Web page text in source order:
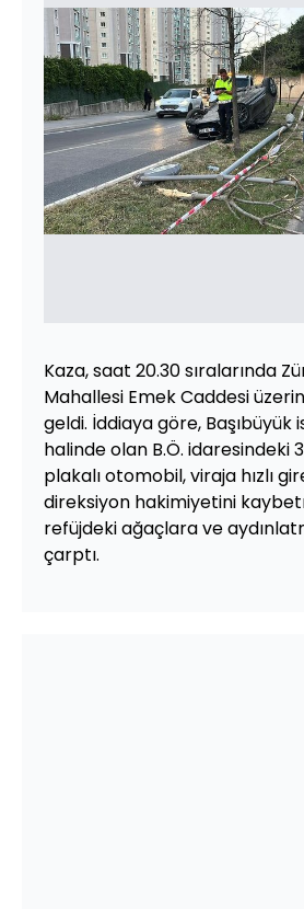
Kaza, saat 20.30 sıralarında
Mahallesi Emek Caddesi
geldi. İddiaya göre,
halinde olan B.Ö. idaresindeki
plakalı otomobil, viraja hızlı
direksiyon hakimiyetini
refüjdeki ağaçlara ve
çarptı.